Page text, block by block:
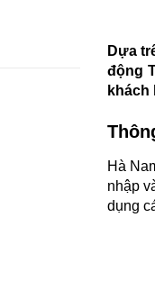
Dựa
động
khách
Hà
nhập
dụng